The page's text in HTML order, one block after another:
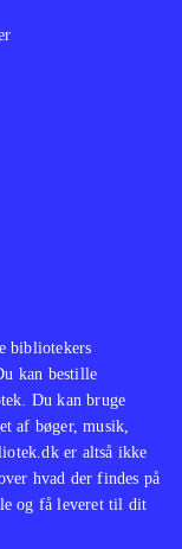
bibliotekers
kan bestille
Du kan bruge
af bøger, musik,
er altså ikke
hvad der findes på
og få leveret til dit